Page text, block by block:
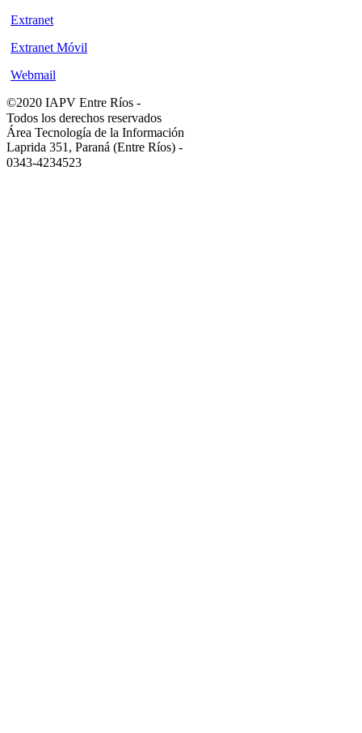
Extranet
Extranet Móvil
Webmail
©2020 IAPV Entre Ríos -
Todos los derechos reservados
Área Tecnología de la Información
Laprida 351, Paraná (Entre Ríos) -
0343-4234523